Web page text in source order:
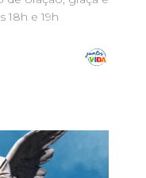
18h e 19h